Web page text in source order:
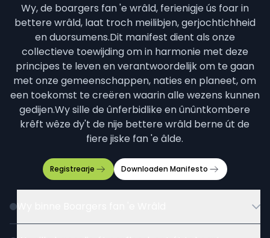
Wy, de boargers fan 'e wrâld, ferienigje ús foar in
bettere wrâld, laat troch meilibjen, gerjochtichheid
en duorsumens.Dit manifest dient als onze
collectieve toewijding om in harmonie met deze
principes te leven en verantwoordelijk om te gaan
met onze gemeenschappen, naties en planeet, om
een toekomst te creëren waarin alle wezens kunnen
gedijen.Wy sille de ûnferbidlike en ûnûntkombere
krêft wêze dy't de nije bettere wrâld berne út de
fiere jiske fan 'e âlde.
Registrearje DownloadenManifesto